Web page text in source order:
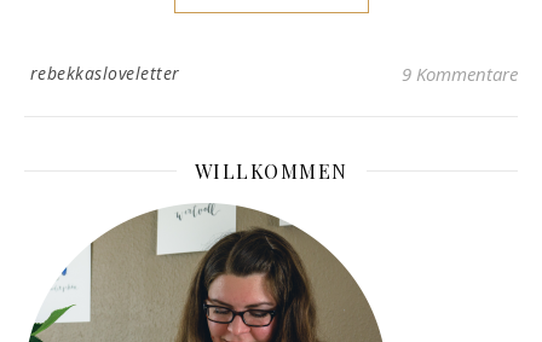
rebekkasloveletter 9 Kommentare
WILLKOMMEN